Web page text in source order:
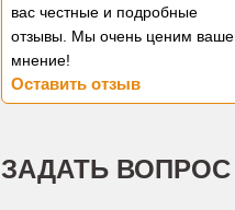
вас честные и подробные
отзывы. Мы очень ценим ваше
мнение!
Оставить отзыв
ЗАДАТЬ ВОПРОС